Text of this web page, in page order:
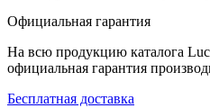
Официальная гарантия
На всю продукцию каталога
официальная гарантия
Бесплатная доставка